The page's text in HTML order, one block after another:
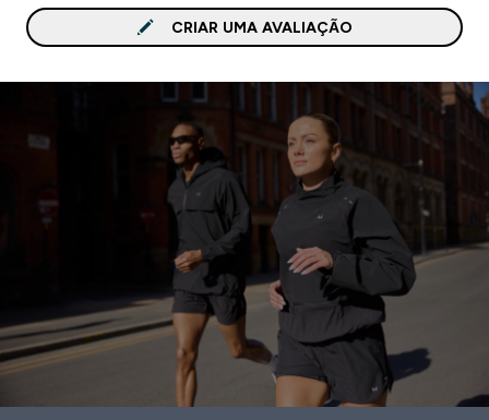
CRIAR UMA AVALIAÇÃO